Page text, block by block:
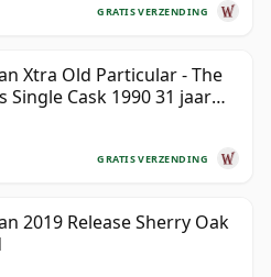
GRATIS VERZENDING
Xtra Old Particular - The
Single Cask 1990 31 jaar
GRATIS VERZENDING
2019 Release Sherry Oak